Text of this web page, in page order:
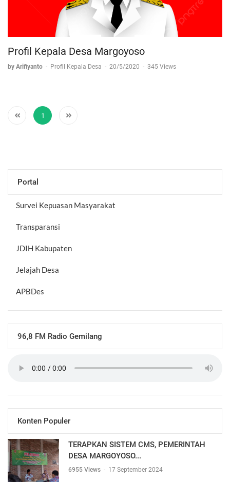
Profil Kepala Desa Margoyoso
by Arifiyanto - Profil Kepala Desa - 20/5/2020 - 345 Views
1
Portal
Survei Kepuasan Masyarakat
Transparansi
JDIH Kabupaten
Jelajah Desa
APBDes
96,8 FM Radio Gemilang
Konten Populer
TERAPKAN SISTEM CMS, PEMERINTAH
DESA MARGOYOSO...
6955 Views - 17 September 2024